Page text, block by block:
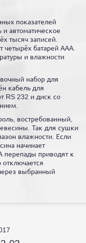
показателей
и автоматическое
тысяч записей.
четырёх батарей ААА.
и влажности
набор для
кабель для
RS 232 и диск со
востребованный,
Так для сушки
влажности. Если
начинает
перепады приводят к
отключается
выбранный